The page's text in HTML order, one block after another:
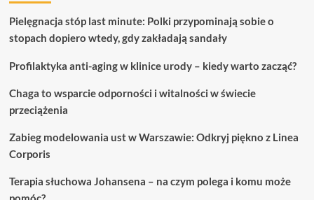
Pielęgnacja stóp last minute: Polki przypominają sobie o
stopach dopiero wtedy, gdy zakładają sandały
Profilaktyka anti-aging w klinice urody – kiedy warto zacząć?
Chaga to wsparcie odporności i witalności w świecie
przeciążenia
Zabieg modelowania ust w Warszawie: Odkryj piękno z Linea
Corporis
Terapia słuchowa Johansena – na czym polega i komu może